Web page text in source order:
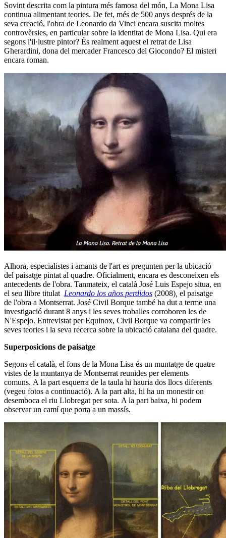
Sovint descrita com la pintura més famosa del món, La Mona Lisa
continua alimentant teories. De fet, més de 500 anys després de la
seva creació, l'obra de Leonardo da Vinci encara suscita moltes
controvèrsies, en particular sobre la identitat de Mona Lisa. Qui era
segons l'il·lustre pintor? És realment aquest el retrat de Lisa
Gherardini, dona del mercader Francesco del Giocondo? El misteri
encara roman.
Alhora, especialistes i amants de l'art es pregunten per la ubicació
del paisatge pintat al quadre. Oficialment, encara es desconeixen els
antecedents de l'obra. Tanmateix, el català José Luis Espejo situa, en
el seu llibre titulat Leonardo los años perdidos (2008) el paisatge
de l'obra a Montserrat. José Civil Borque també ha dut a terme una
investigació durant 8 anys i les seves troballes corroboren les de
N'Espejo. Entrevistat per Equinox, Civil Borque va compartir les
seves teories i la seva recerca sobre la ubicació catalana del quadre.
Superposicions de paisatge
Segons el català, el fons de la Mona Lisa és un muntatge de quatre
vistes de la muntanya de Montserrat reunides per elements
comuns. A la part esquerra de la taula hi hauria dos llocs diferents
(vegeu fotos a continuació). A la part alta, hi ha un monestir on
desemboca el riu Llobregat per sota. A la part baixa, hi podem
observar un camí que porta a un massís.